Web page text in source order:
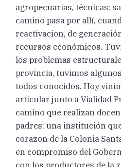
agropecuarias, técnicas;
camino pasa por allí,
reactivacion, de
recursos económicos.
los problemas
provincia, tuvimos
todos conocidos. Hoy
articular junto a Vialidad
camino que realizan
padres; una institución
corazon de la Colonia
en compromiso del